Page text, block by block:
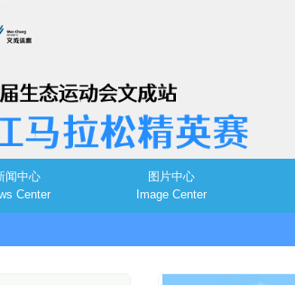
闻中心
Center
图片中心
Image Center